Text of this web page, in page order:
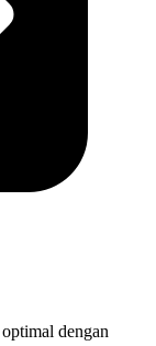
dengan